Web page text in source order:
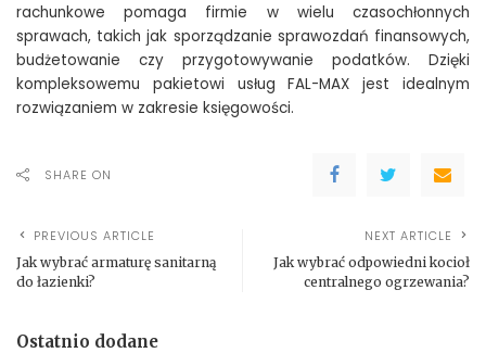
rachunkowe pomaga firmie w wielu czasochłonnych
sprawach, takich jak sporządzanie sprawozdań finansowych,
budżetowanie czy przygotowywanie podatków. Dzięki
kompleksowemu pakietowi usług FAL-MAX jest idealnym
rozwiązaniem w zakresie księgowości.
SHARE ON
PREVIOUS ARTICLE
Jak wybrać armaturę sanitarną
do łazienki?
NEXT ARTICLE
Jak wybrać odpowiedni kocioł
centralnego ogrzewania?
Ostatnio dodane